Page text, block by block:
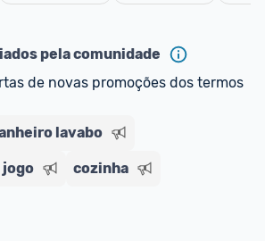
sempre pode contar ajuda da
tirar dúvidas ou acionar os
do Fale com o Promobit.
pela comunidade
de novas promoções dos termos
lavabo
jogo cozinha